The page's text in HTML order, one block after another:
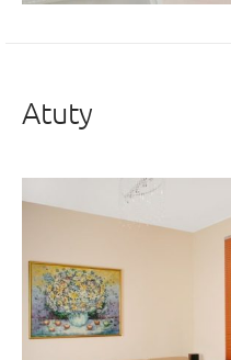
Atuty